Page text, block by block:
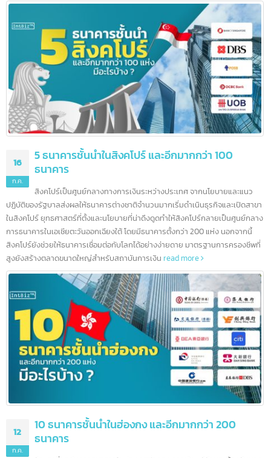
บริการรับจด อย. (เร่งด่วน)
บทความล่าสุด
16
ก.ค.
5 ธนาคารชั้นนำในสิงคโปร์ และอีกมากกว่า 100
ธนาคาร
สิงคโปร์เป็นศูนย์กลางทางการเงินระหว่างประเทศ จากนโยบายและแนว
ปฏิบัติของรัฐบาลส่งผลให้ธนาคารต่างชาติจำนวนมากเริ่มดำเนินธุรกิจและเปิดสา
ในสิงคโปร์ ยุทธศาสตร์ที่ตั้งและนโยบายที่น่าดึงดูดทำให้สิงคโปร์กลายเป็นศูนย์กล
การธนาคารในเอเชียตะวันออกเฉียงใต้ โดยมีธนาคารตั้งกว่า 200 แห่ง นอกจากนี้
สิงคโปร์ยังช่วยให้ธนาคารเชื่อมต่อกับโลกได้อย่างง่ายดาย มาตรฐานการครองชี
สูงยังสร้างตลาดขนาดใหญ่สำหรับสถาบันการเงินread more